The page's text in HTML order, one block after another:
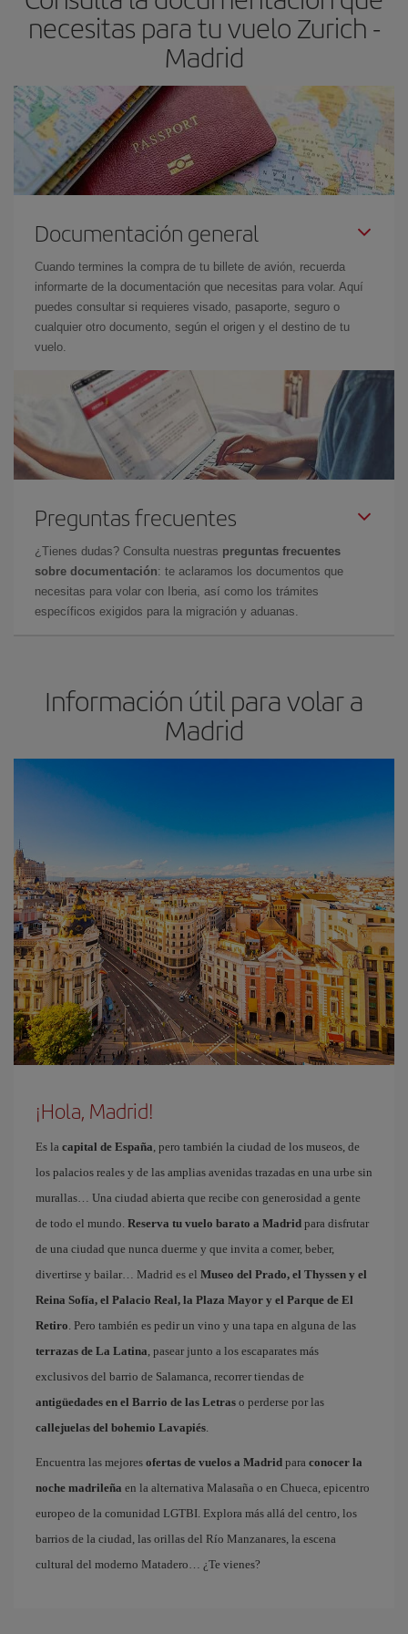
las fechas y los horarios del viaje un poco abiertos, podráselegir
el precio más barato.
necesitas para tu vuelo Zurich -
Madrid
Documentación general
Cuando termines la compra de tu billete de avión, recuerda
informarte de la documentación que necesitas para volar. Aquí
puedes consultar si requieres visado, pasaporte, seguro o
cualquier otro documento, según el origen y el destino de tu
vuelo.
Preguntas frecuentes
¿Tienes dudas? Consulta nuestras preguntas frecuentes
sobre documentación: te aclaramos los documentos que
necesitas para volar con Iberia, así como los trámites
específicos exigidos para la migración y aduanas.
Información útil para volar a
Madrid
¡Hola, Madrid!
Es la capital de España, pero también la ciudad de los museos, de
los palacios reales y de las amplias avenidas trazadas en una urbe sin
murallas… Una ciudad abierta que recibe con generosidad a gente
de todo el mundo. Reserva tu vuelo barato a Madrid para disfrutar
de una ciudad que nunca duerme y que invita a comer, beber,
divertirse y bailar… Madrid es el Museo del Prado, el Thyssen y el
Reina Sofía, el Palacio Real, la Plaza Mayor y el Parque de El
Retiro. Pero también es pedir un vino y una tapa en alguna de las
terrazas de La Latina, pasear junto a los escaparates más
exclusivos del barrio de Salamanca, recorrer tiendas de
antigüedades en el Barrio de las Letras o perderse por las
callejuelas del bohemio Lavapiés.
Encuentra las mejores ofertas de vuelos a Madrid para conocer la
noche madrileña en la alternativa Malasaña o en Chueca, epicentro
europeo de la comunidad LGTBI. Explora más allá del centro, los
barrios de la ciudad, las orillas del Río Manzanares, la escena
cultural del moderno Matadero… ¿Te vienes?